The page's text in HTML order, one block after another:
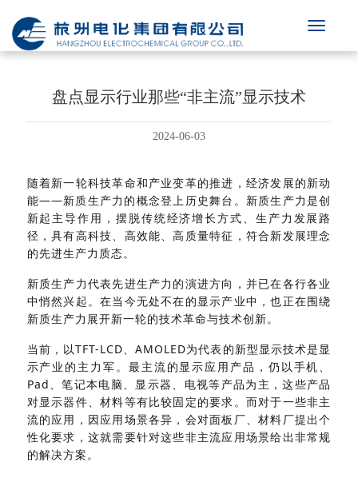
盘点显示行业那些“非主流”显示技术
2024-06-03
随着新一轮科技革命和产业变革的推进，经济发展的新动
能——新质生产力的概念登上历史舞台。新质生产力是创
新起主导作用，摆脱传统经济增长方式、生产力发展路
径，具有高科技、高效能、高质量特征，符合新发展理念
的先进生产力质态。
新质生产力代表先进生产力的演进方向，并已在各行各业
中悄然兴起。在当今无处不在的显示产业中，也正在围绕
新质生产力展开新一轮的技术革命与技术创新。
当前，以TFT-LCD、AMOLED为代表的新型显示技术是显
示产业的主力军。最主流的显示应用产品，仍以手机、
Pad、笔记本电脑、显示器、电视等产品为主，这些产品
对显示器件、材料等有比较固定的要求。而对于一些非主
流的应用，因应用场景各异，会对面板厂、材料厂提出个
性化要求，这就需要针对这些非主流应用场景给出非常规
的解决方案。